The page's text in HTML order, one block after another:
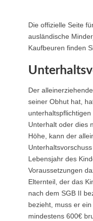
Die offizielle Seite
ausländische
Kaufbeuren finden
Der
seiner Obhut hat,
Unterhalt oder dies
Höhe, kann der
Lebensjahr des
Voraussetzungen
Elternteil, der das
nach dem SGB II
bezieht, muss er
mindestens 600€